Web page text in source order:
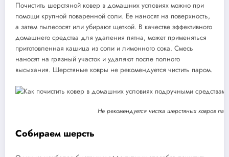
Почистить шерстяной ковер в домашних условиях можно при
помощи крупной поваренной соли. Ее наносят на поверхность,
а затем пылесосят или убирают щеткой. В качестве эффективного
домашнего средства для удаления пятна, может применяться
приготовленная кашица из соли и лимонного сока. Смесь
наносят на грязный участок и удаляют после полного
высыхания. Шерстяные ковры не рекомендуется чистить паром.
Не рекомендуется чистка шерстяных ковров
Собираем шерсть